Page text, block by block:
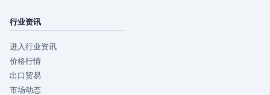
行业资讯
进入行业资讯
价格行情
出口贸易
市场动态